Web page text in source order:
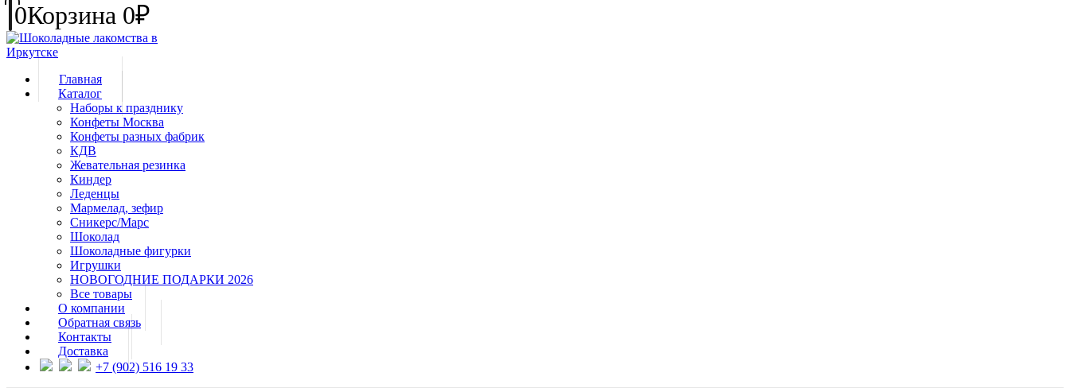
0Корзина 0₽
Главная
Каталог
Наборы к празднику
Конфеты Москва
Конфеты разных фабрик
КДВ
Жевательная резинка
Киндер
Леденцы
Мармелад, зефир
Сникерс/Марс
Шоколад
Шоколадные фигурки
Игрушки
НОВОГОДНИЕ ПОДАРКИ 2026
Все товары
О компании
Обратная связь
Контакты
Доставка
+7 (902) 516 19 33